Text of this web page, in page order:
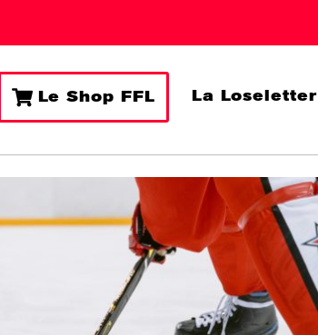
Le Shop FFL La Loseletter